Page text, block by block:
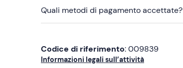
Quali metodi di pagamento accettate?
Codice di riferimento: 009839
Informazioni legali sull’attività